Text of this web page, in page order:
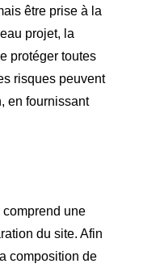
être prise à la
projet, la
protéger toutes
risques peuvent
en fournissant
une
du site. Afin
composition de